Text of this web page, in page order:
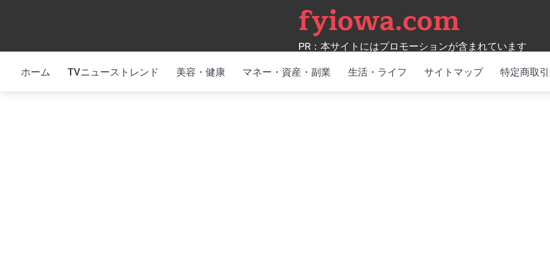
fyiowa.com
PR：本サイトにはプロモーションが含まれています
ホーム TVニューストレンド 美容・健康 マネー・資産・副業 生活・ライフ サイトマップ 特定商取